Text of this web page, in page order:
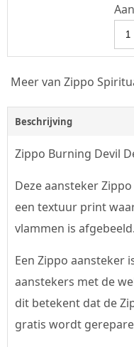
Meer van Zippo
Beschrijving
Zippo Burning Devil
Deze aansteker
een textuur print
vlammen is afgebeeld.
Een Zippo aansteker
aanstekers met de
dit betekent dat de
gratis wordt